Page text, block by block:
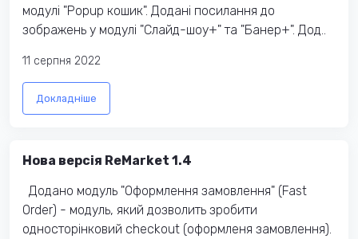
модулі "Popup кошик". Додані посилання до
зображень у модулі "Слайд-шоу+" та "Банер+". Дод..
11 серпня 2022
Докладніше
Нова версія ReMarket 1.4
Додано модуль "Оформлення замовлення" (Fast
Order) - модуль, який дозволить зробити
односторінковий checkout (оформленя замовлення).